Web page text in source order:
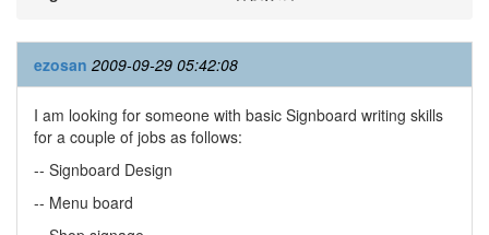
ezosan 2009-09-29 05:42:08
I am looking for someone with basic Signboard writing skills
for a couple of jobs as follows:
-- Signboard Design
-- Menu board